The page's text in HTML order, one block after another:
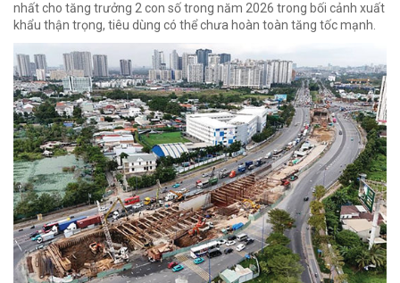
nhất cho tăng trưởng 2 con số trong năm 2026 trong bối cảnh xuất
khẩu thận trọng, tiêu dùng có thể chưa hoàn toàn tăng tốc mạnh.